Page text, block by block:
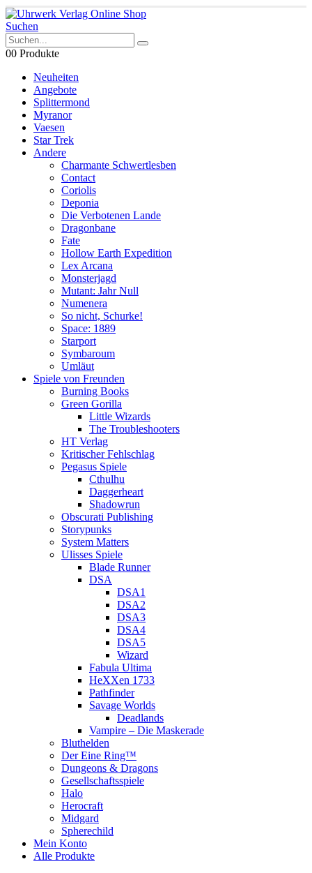
Suchen
00 Produkte
Neuheiten
Angebote
Splittermond
Myranor
Vaesen
Star Trek
Andere
Charmante Schwertlesben
Contact
Coriolis
Deponia
Die Verbotenen Lande
Dragonbane
Fate
Hollow Earth Expedition
Lex Arcana
Monsterjagd
Mutant: Jahr Null
Numenera
So nicht, Schurke!
Space: 1889
Starport
Symbaroum
Umläut
Spiele von Freunden
Burning Books
Green Gorilla
Little Wizards
The Troubleshooters
HT Verlag
Kritischer Fehlschlag
Pegasus Spiele
Cthulhu
Daggerheart
Shadowrun
Obscurati Publishing
Storypunks
System Matters
Ulisses Spiele
Blade Runner
DSA
DSA1
DSA2
DSA3
DSA4
DSA5
Wizard
Fabula Ultima
HeXXen 1733
Pathfinder
Savage Worlds
Deadlands
Vampire – Die Maskerade
Bluthelden
Der Eine Ring™
Dungeons & Dragons
Gesellschaftsspiele
Halo
Herocraft
Midgard
Spherechild
Mein Konto
Alle Produkte